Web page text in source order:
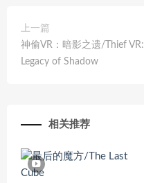
上一篇
神偷VR：暗影之遗/Thief VR:
Legacy of Shadow
相关推荐